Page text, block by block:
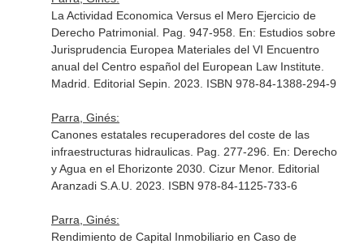
La Actividad Economica Versus el Mero Ejercicio de
Derecho Patrimonial. Pag. 947-958. En: Estudios sobre
Jurisprudencia Europea Materiales del VI Encuentro
anual del Centro español del European Law Institute.
Madrid. Editorial Sepin. 2023. ISBN 978-84-1388-294-9
Parra, Ginés:
Canones estatales recuperadores del coste de las
infraestructuras hidraulicas. Pag. 277-296. En: Derecho
y Agua en el Ehorizonte 2030. Cizur Menor. Editorial
Aranzadi S.A.U. 2023. ISBN 978-84-1125-733-6
Parra, Ginés:
Rendimiento de Capital Inmobiliario en Caso de